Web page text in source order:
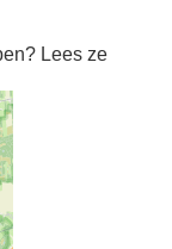
Lees ze